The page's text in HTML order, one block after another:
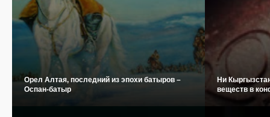
Орел Алтая, последний из эпохи батыров –
Оспан-батыр
Ни
веществ в